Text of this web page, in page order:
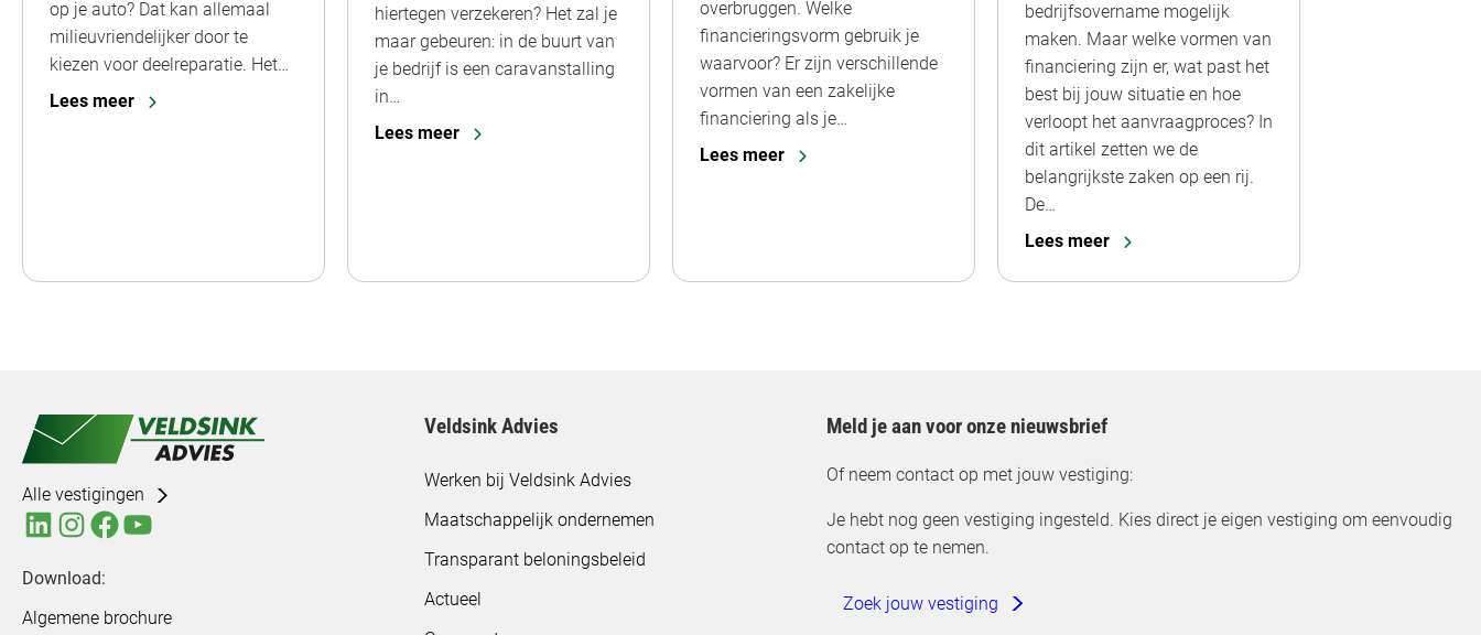
op je auto? Dat kan allemaal
milieuvriendelijker door te
kiezen voor deelreparatie. Het…
Lees meer
hiertegen verzekeren? Het zal je
maar gebeuren: in de buurt van
je bedrijf is een caravanstalling
in…
Lees meer
overbruggen. Welke
financieringsvorm gebruik je
waarvoor? Er zijn verschillende
vormen van een zakelijke
financiering als je…
Lees meer
bedrijfsovername mogelijk
maken. Maar welke vormen van
financiering zijn er, wat past het
best bij jouw situatie en hoe
verloopt het aanvraagproces? In
dit artikel zetten we de
belangrijkste zaken op een rij.
De…
Lees meer
Alle vestigingen
Download:
Algemene brochure
Veldsink Advies
Werken bij Veldsink Advies
Maatschappelijk ondernemen
Transparant beloningsbeleid
Actueel
Meld je aan voor onze nieuwsbrief
Of neem contact op met jouw vestiging:
Je hebt nog geen vestiging ingesteld. Kies direct je eigen vestiging om eenvoudig
contact op te nemen.
Zoek jouw vestiging